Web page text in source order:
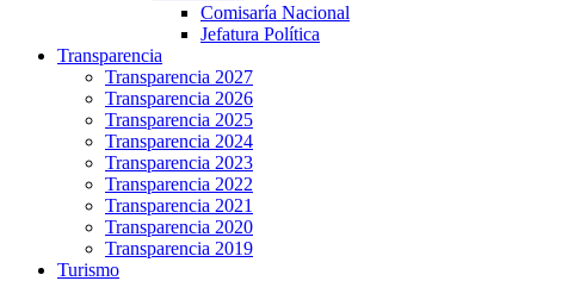
Comisaría Nacional
Jefatura Política
Transparencia
Transparencia 2027
Transparencia 2026
Transparencia 2025
Transparencia 2024
Transparencia 2023
Transparencia 2022
Transparencia 2021
Transparencia 2020
Transparencia 2019
Turismo